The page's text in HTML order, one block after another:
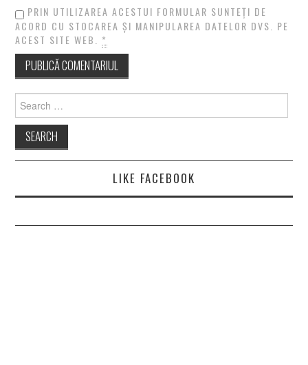
PRIN UTILIZAREA ACESTUI FORMULAR SUNTEȚI DE
ACORD CU STOCAREA ȘI MANIPULAREA DATELOR DVS. PE
ACEST SITE WEB. *
Search
for:
LIKE FACEBOOK